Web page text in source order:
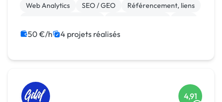
Web Analytics
SEO / GEO
Référencement, liens
Site E-commerce
Vue.JS
50 €/h 4 projets réalisés
4,91